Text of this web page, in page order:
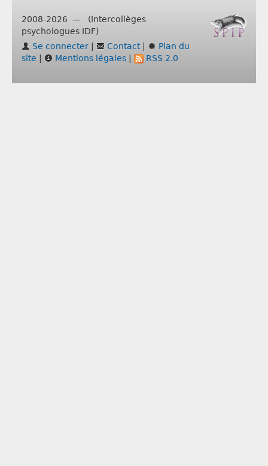
2008-2026 — (Intercollèges
psychologues IDF)
Se connecter | Contact|
Plan du
site | Mentions légales | RSS 2.0